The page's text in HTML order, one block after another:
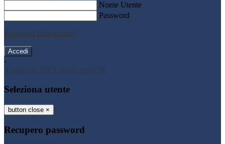
Nome Utente
Password
Password dimenticata?
-
Entra con SPID Entra con CIE
Seleziona utente
button close ×
Recupero password